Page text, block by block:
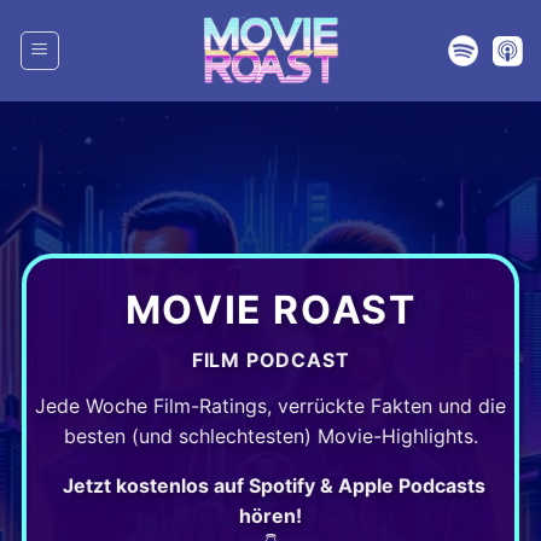
Inhalt
springen
MOVIE ROAST
FILM PODCAST
Jede Woche Film-Ratings, verrückte Fakten und die
besten (und schlechtesten) Movie-Highlights.
Jetzt kostenlos auf Spotify & Apple Podcasts
hören!